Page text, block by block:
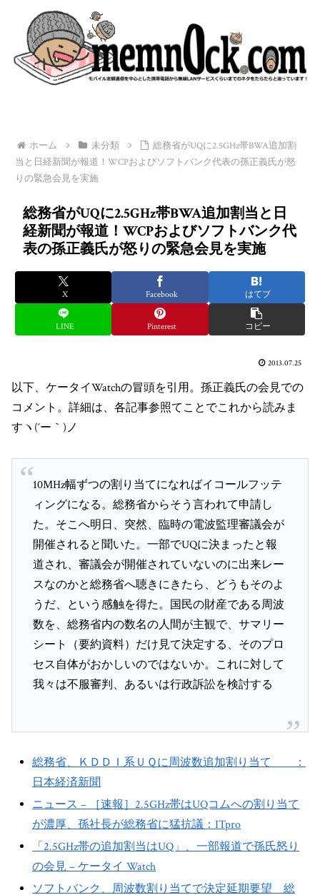
ホーム 未分類
総務省がUQに2.5GHz帯BWA追加割
当と日経新聞が報道！WCPおよびソフトバンク代表の孫正義氏が怒
りの緊急会見を実施
総務省がUQに2.5GHz帯BWA追加割当と日
経新聞が報道！WCPおよびソフトバンク代
表の孫正義氏が怒りの緊急会見を実施
X Facebook はてブ
LINE Pinterest コピー
2013.07.25
以下、ケータイWatchの冒頭を引用。孫正義氏の会見での
コメント。詳細は、各記事参照てことでこれから読みま
すヽ(´ー｀)ノ
10MHz幅ずつの割り当てになればイコールフッテ
ィングになる。総務省からそう言われて申請し
た。そこへ明日、突然、臨時の電波監理審議会が
開催されると聞いた。一部でUQに決まったと報
道され、審議会が開催されていないのに出来レー
スなのかと総務省へ聴きにきたら、どうもそのよ
うだ、という感触を得た。国民の財産である周波
数を、総務省内の数名の人間が主観で、サマリー
シート（要約資料）だけ見て決定する、そのプロ
セス自体がおかしいのではないか。これに対して
我々は不服審判、あるいは行政訴訟を検討する
総務省、ＫＤＤＩ系ＵＱに周波数追加割り当て ：
日本経済新聞
ニュース – ［速報］2.5GHz帯はUQコムへの割り当て
が濃厚、孫社長が総務省に猛抗議：ITpro
「2.5GHz帯の追加割当はUQ」、一部報道で孫氏怒り
の会見 – ケータイ Watch
ソフトバンク、周波数割り当てで決定延期要望 総